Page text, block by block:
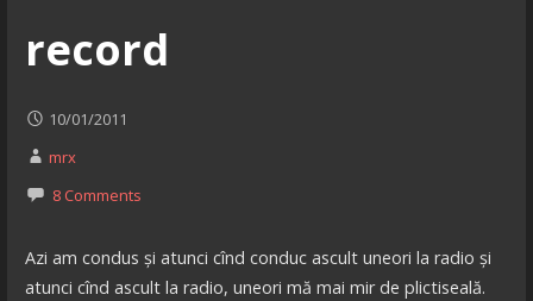
record
10/01/2011
mrx
8 Comments
Azi am condus și atunci cînd conduc ascult uneori la radio și
atunci cînd ascult la radio, uneori mă mai mir de plictiseală.